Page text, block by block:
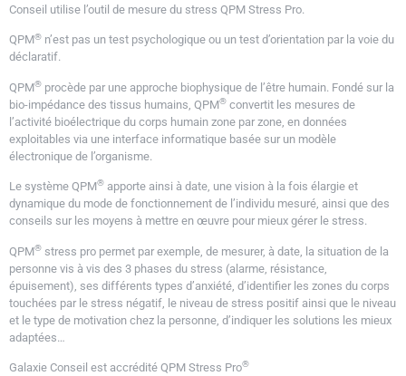
Conseil utilise l’outil de mesure du stress QPM Stress Pro.
QPM® n’est pas un test psychologique ou un test d’orientation par la voie du
déclaratif.
QPM® procède par une approche biophysique de l’être humain. Fondé sur la
bio-impédance des tissus humains, QPM® convertit les mesures de
l’activité bioélectrique du corps humain zone par zone, en données
exploitables via une interface informatique basée sur un modèle
électronique de l’organisme.
Le système QPM® apporte ainsi à date, une vision à la fois élargie et
dynamique du mode de fonctionnement de l’individu mesuré, ainsi que des
conseils sur les moyens à mettre en œuvre pour mieux gérer le stress.
QPM® stress pro permet par exemple, de mesurer, à date, la situation de la
personne vis à vis des 3 phases du stress (alarme, résistance,
épuisement), ses différents types d’anxiété, d’identifier les zones du corps
touchées par le stress négatif, le niveau de stress positif ainsi que le niveau
et le type de motivation chez la personne, d’indiquer les solutions les mieux
adaptées…
Galaxie Conseil est accrédité QPM Stress Pro®